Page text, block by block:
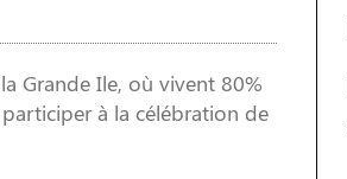
Grande Ile, où vivent 80%
à la célébration de